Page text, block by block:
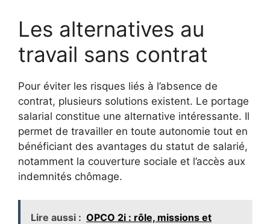
Les alternatives au
travail sans contrat
Pour éviter les risques liés à l’absence de
contrat, plusieurs solutions existent. Le portage
salarial constitue une alternative intéressante. Il
permet de travailler en toute autonomie tout en
bénéficiant des avantages du statut de salarié,
notamment la couverture sociale et l’accès aux
indemnités chômage.
Lire aussi : OPCO 2i : rôle, missions et